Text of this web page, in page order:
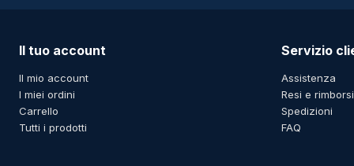
Il tuo account
Il mio account
I miei ordini
Carrello
Tutti i prodotti
Servizio
Assistenza
Resi e rimborsi
Spedizioni
FAQ